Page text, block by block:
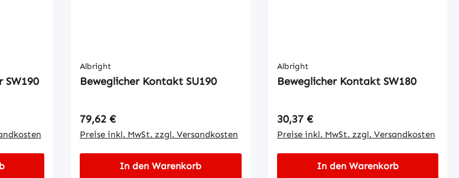
Albright
Beweglicher Kontakt SU190
Regulärer Preis:
79,62 €
Preise inkl. MwSt. zzgl. Versandkosten
In den Warenkorb
Albright
Beweglicher Kontakt SW180
Regulärer Preis:
30,37 €
Preise inkl. MwSt. zzgl. Versandkosten
In den Warenkorb